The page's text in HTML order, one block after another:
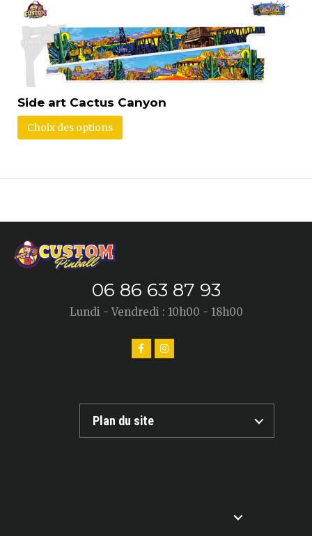
Side art Cactus Canyon
Choix des options
06 86 63 87 93
Lundi - Vendredi : 10h00 - 18h00
Plan du site